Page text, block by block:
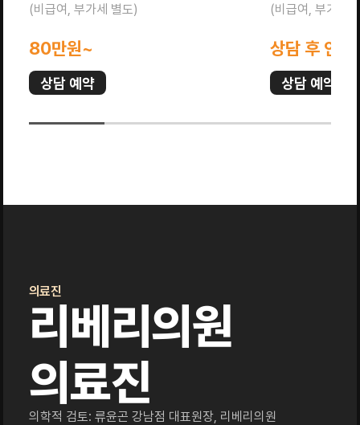
(비급여, 부가세 별도)
80만원~
상담 예약
(비급여, 부가세
상담 후 안내
상담 예약
의료진
리베리의원
의료진
의학적 검토: 류윤곤 강남점 대표원장, 리베리의원